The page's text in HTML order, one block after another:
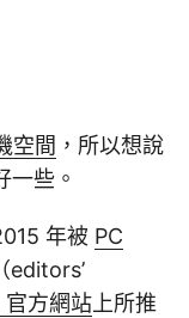
空間 ，所以想說
一些。
年被 PC
editors’
方網站上所推